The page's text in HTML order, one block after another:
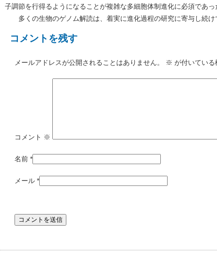
子調節を行得るようになることが複雑な多細胞体制進化に必須であ
多くの生物のゲノム解読は、着実に進化過程の研究に寄与し続け
コメントを残す
メールアドレスが公開されることはありません。 ※ が付いてい
コメント ※
名前 *
メール *